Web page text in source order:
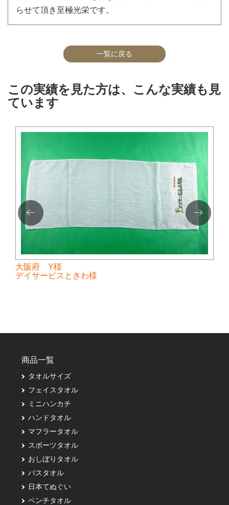
らせて頂き至極光栄です。
一覧に戻る
この実績を見た方は、こんな実績も見
ています
大阪府 Y様
デイサービスときわ様
商品一覧
タオルサイズ
フェイスタオル
ミニハンカチ
ハンドタオル
マフラータオル
スポーツタオル
おしぼりタオル
バスタオル
日本てぬぐい
ベンチタオル